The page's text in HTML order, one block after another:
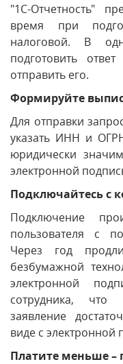
"1С-Отчетность"
время при
налоговой. В
подготовить
отправить его.
Формируйте
Для отправки
указать ИНН и
юридически
электронной
Подключайтесь с
Подключение
пользователя с
Через год
безбумажной
электронной
сотрудника, что
заявление
виде с электронной
Платите меньше –